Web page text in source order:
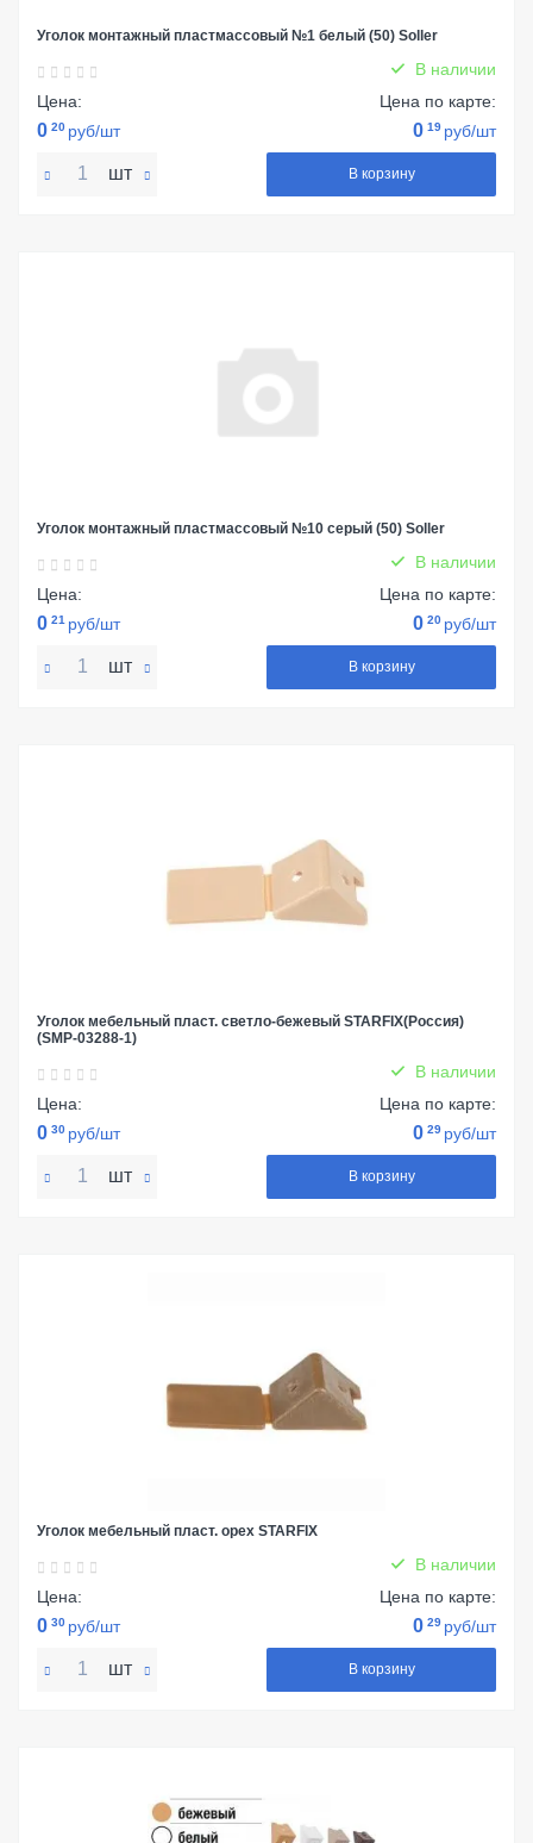
Уголок монтажный пластмассовый №1 белый (50) Soller
В наличии
Цена:
0 20 руб/шт
Цена по карте:
0 19 руб/шт
шт В корзину
Уголок монтажный пластмассовый №10 серый (50) Soller
В наличии
Цена:
0 21 руб/шт
Цена по карте:
0 20 руб/шт
шт В корзину
Уголок мебельный пласт. светло-бежевый STARFIX(Россия)
(SMP-03288-1)
В наличии
Цена:
0 30 руб/шт
Цена по карте:
0 29 руб/шт
шт В корзину
Уголок мебельный пласт. орех STARFIX
В наличии
Цена:
0 30 руб/шт
Цена по карте:
0 29 руб/шт
шт В корзину